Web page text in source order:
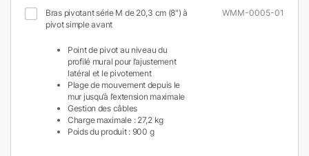
Bras pivotant série M de 20,3 cm (8") à
pivot simple avant
Point de pivot au niveau du
profilé mural pour l’ajustement
latéral et le pivotement
Plage de mouvement depuis le
mur jusqu’à l’extension maximale
Gestion des câbles
Charge maximale : 27,2 kg
Poids du produit : 900 g
WMM-0005-01